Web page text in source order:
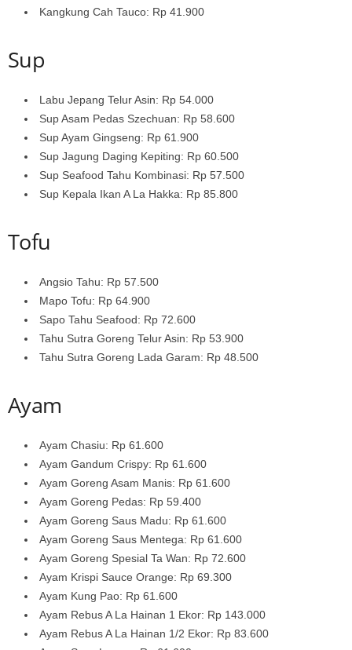
Kangkung Cah Tauco: Rp 41.900
Sup
Labu Jepang Telur Asin: Rp 54.000
Sup Asam Pedas Szechuan: Rp 58.600
Sup Ayam Gingseng: Rp 61.900
Sup Jagung Daging Kepiting: Rp 60.500
Sup Seafood Tahu Kombinasi: Rp 57.500
Sup Kepala Ikan A La Hakka: Rp 85.800
Tofu
Angsio Tahu: Rp 57.500
Mapo Tofu: Rp 64.900
Sapo Tahu Seafood: Rp 72.600
Tahu Sutra Goreng Telur Asin: Rp 53.900
Tahu Sutra Goreng Lada Garam: Rp 48.500
Ayam
Ayam Chasiu: Rp 61.600
Ayam Gandum Crispy: Rp 61.600
Ayam Goreng Asam Manis: Rp 61.600
Ayam Goreng Pedas: Rp 59.400
Ayam Goreng Saus Madu: Rp 61.600
Ayam Goreng Saus Mentega: Rp 61.600
Ayam Goreng Spesial Ta Wan: Rp 72.600
Ayam Krispi Sauce Orange: Rp 69.300
Ayam Kung Pao: Rp 61.600
Ayam Rebus A La Hainan 1 Ekor: Rp 143.000
Ayam Rebus A La Hainan 1/2 Ekor: Rp 83.600